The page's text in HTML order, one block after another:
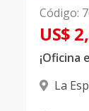
Código:
US$
La